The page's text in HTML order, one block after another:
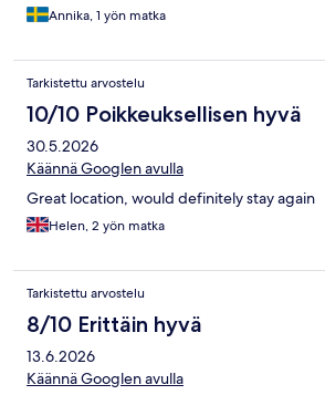
Annika, 1 yön matka
Tarkistettu arvostelu
10/10 Poikkeuksellisen hyvä
30.5.2026
Käännä Googlen avulla
Great location, would definitely stay again
Helen, 2 yön matka
Tarkistettu arvostelu
8/10 Erittäin hyvä
13.6.2026
Käännä Googlen avulla